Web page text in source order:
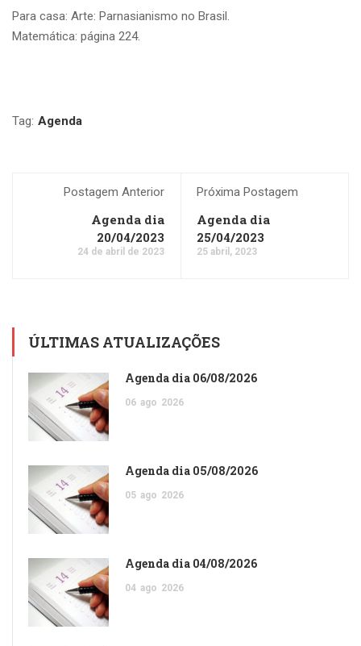
Para casa: Arte: Parnasianismo no Brasil.
Matemática: página 224.
Tag: Agenda
Postagem Anterior
Agenda dia
20/04/2023
24 de abril de 2023
Próxima Postagem
Agenda dia
25/04/2023
25 abril, 2023
ÚLTIMAS ATUALIZAÇÕES
Agenda dia 06/08/2026
06 ago 2026
Agenda dia 05/08/2026
05 ago 2026
Agenda dia 04/08/2026
04 ago 2026